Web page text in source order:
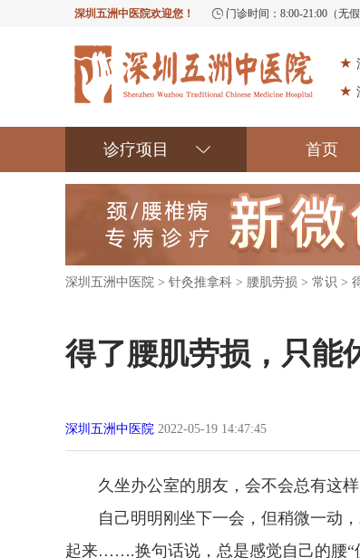
深圳五洲中医院欢迎您！ 门诊时间：8:00-21:00（无假
★
★
诊疗项目 首页
深圳五洲中医院 > 针灸推拿科 > 腰肌劳损 > 常识 >
得了腰肌劳损，只能
深圳五洲中医院 2022-05-19 14:47:45
久坐办公室的朋友，会不会总有这样
自己明明刚坐下一会，但稍微一动，
起来…….换句话说，总是感觉自己的腰“